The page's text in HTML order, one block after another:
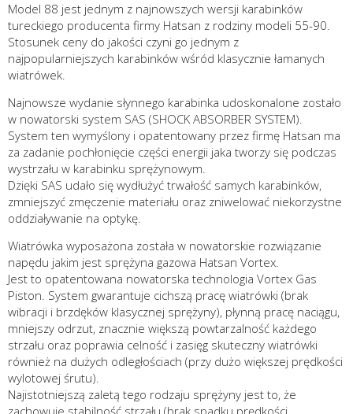
Model 88 jest jednym z najnowszych wersji karabinków
tureckiego producenta firmy Hatsan z rodziny modeli 55-90.
Stosunek ceny do jakości czyni go jednym z
najpopularniejszych karabinków wśród klasycznie łamanych
wiatrówek.
Najnowsze wydanie słynnego karabinka udoskonalone zostało
w nowatorski system SAS (SHOCK ABSORBER SYSTEM).
System ten wymyślony i opatentowany przez firmę Hatsan ma
za zadanie pochłonięcie części energii jaka tworzy się podczas
wystrzału w karabinku sprężynowym.
Dzięki SAS udało się wydłużyć trwałość samych karabinków,
zmniejszyć zmęczenie materiału oraz zniwelować niekorzystne
oddziaływanie na optykę.
Wiatrówka wyposażona została w nowatorskie rozwiązanie
napędu jakim jest sprężyna gazowa Hatsan Vortex.
Jest to opatentowana nowatorska technologia Vortex Gas
Piston. System gwarantuje cichszą pracę wiatrówki (brak
wibracji i brzdęków klasycznej sprężyny), płynną pracę naciągu,
mniejszy odrzut, znacznie większą powtarzalność każdego
strzału oraz poprawia celność i zasięg skuteczny wiatrówki
również na dużych odległościach (przy dużo większej prędkości
wylotowej śrutu).
Najistotniejszą zaletą tego rodzaju sprężyny jest to, że